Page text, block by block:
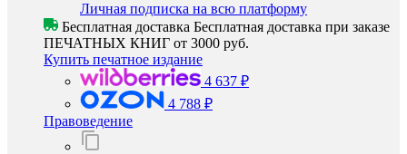
Личная подписка на всю платформу
Бесплатная доставка Бесплатная доставка при заказе
ПЕЧАТНЫХ КНИГ от 3000 руб.
Купить печатное издание
4 637 ₽
4 788 ₽
Правоведение